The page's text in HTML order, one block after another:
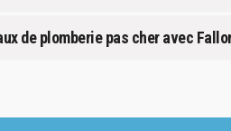
de plomberie pas cher avec